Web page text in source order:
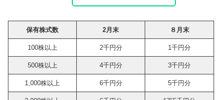
保有株式数 2月末 ８月末
100株以上 2千円分 1千円分
500株以上 4千円分 3千円分
1,000株以上 6千円分 5千円分